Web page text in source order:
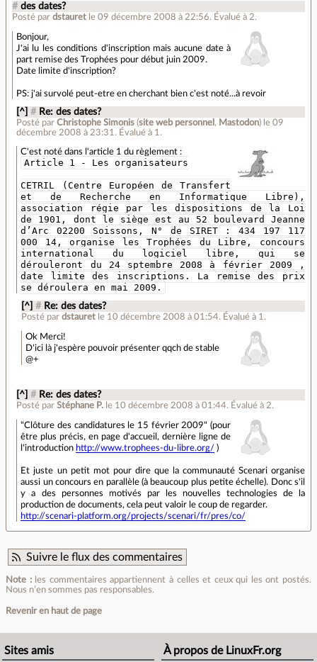
# des dates?
Posté par dstauret le 09 décembre 2008 à 22:56. Évalué à 2.
Bonjour,
J'ai lu les conditions d'inscription mais aucune date à
part remise des Trophées pour début juin 2009.
Date limite d'inscription?
PS: j'ai survolé peut-etre en cherchant bien c'est noté...à revoir
[^] # Re: des dates?
Posté parChristophe Simonis (site web personnel , Mastodon) le 09
décembre 2008 à 23:31 . Évalué à 1 .
C'est noté dans l'article 1 du règlement :
Article 1 - Les organisateurs
CETRIL (Centre Européen de Transfert
et de Recherche en Informatique Libre),
association régie par les dispositions de la Loi
de 1901, dont le siège est au 52 boulevard Jeanne
d’Arc 02200 Soissons, N° de SIRET : 434 197 117
000 14, organise les Trophées du Libre, concours
international du logiciel libre, qui se
dérouleront du 24 sptembre 2008 à février 2009 ,
date limite des inscriptions. La remise des prix
se déroulera en mai 2009.
[^] # Re: des dates?
Posté par dstauret le 10 décembre 2008 à 01:54.Évalué à 1.
Ok Merci!
D'ici là j'espère pouvoir présenter qqch de stable
@+
[^] # Re: des dates?
Posté parStéphane P. le 10 décembre 2008 à 01:44. Évalué à2.
"Clôture des candidatures le 15 février 2009" (pour
être plus précis, en page d'accueil, dernière ligne de
l'introduction http://www.trophees-du-libre.org/ )
Et juste un petit mot pour dire que la communauté Scenari organise
aussi un concours en parallèle (à beaucoup plus petite échelle). Donc s'il
y a des personnes motivés par les nouvelles technologies de la
production de documents, cela peut valoir le coup de regarder.
http://scenari-platform.org/projects/scenari/fr/pres/co/
Suivre le flux des commentaires
Note :les commentaires appartiennent à celles et ceux qui les ont postés.
Nous n’en sommes pas responsables.
Revenir en haut de page
Sites amis À propos de LinuxFr.org